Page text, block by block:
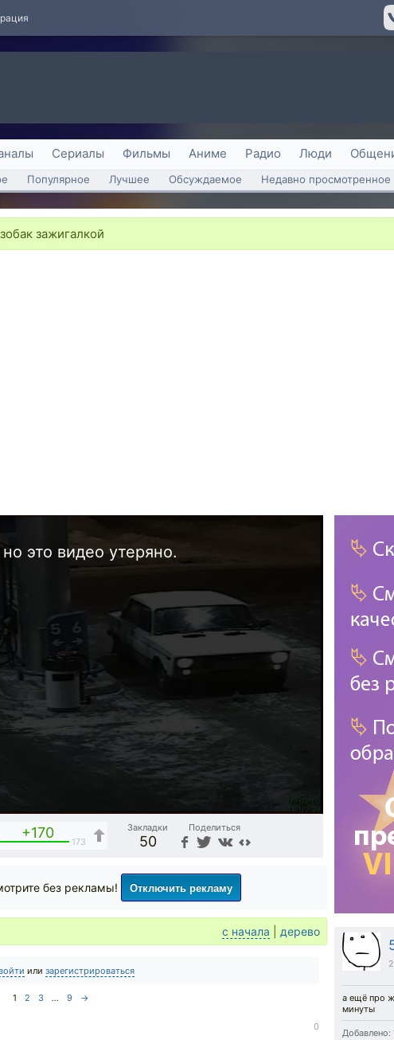
Сериалы Фильмы Аниме Радио Люди
Популярное Лучшее Обсуждаемое Недавно просмотренное
зажигалкой
это видео утеряно.
+170
173
Закладки
50
Поделиться
а ещё про
минуты
Добавлено:
без рекламы! Отключить рекламу
с начала дерево
или зарегистрироваться
1 2 3 ... 9 →
0